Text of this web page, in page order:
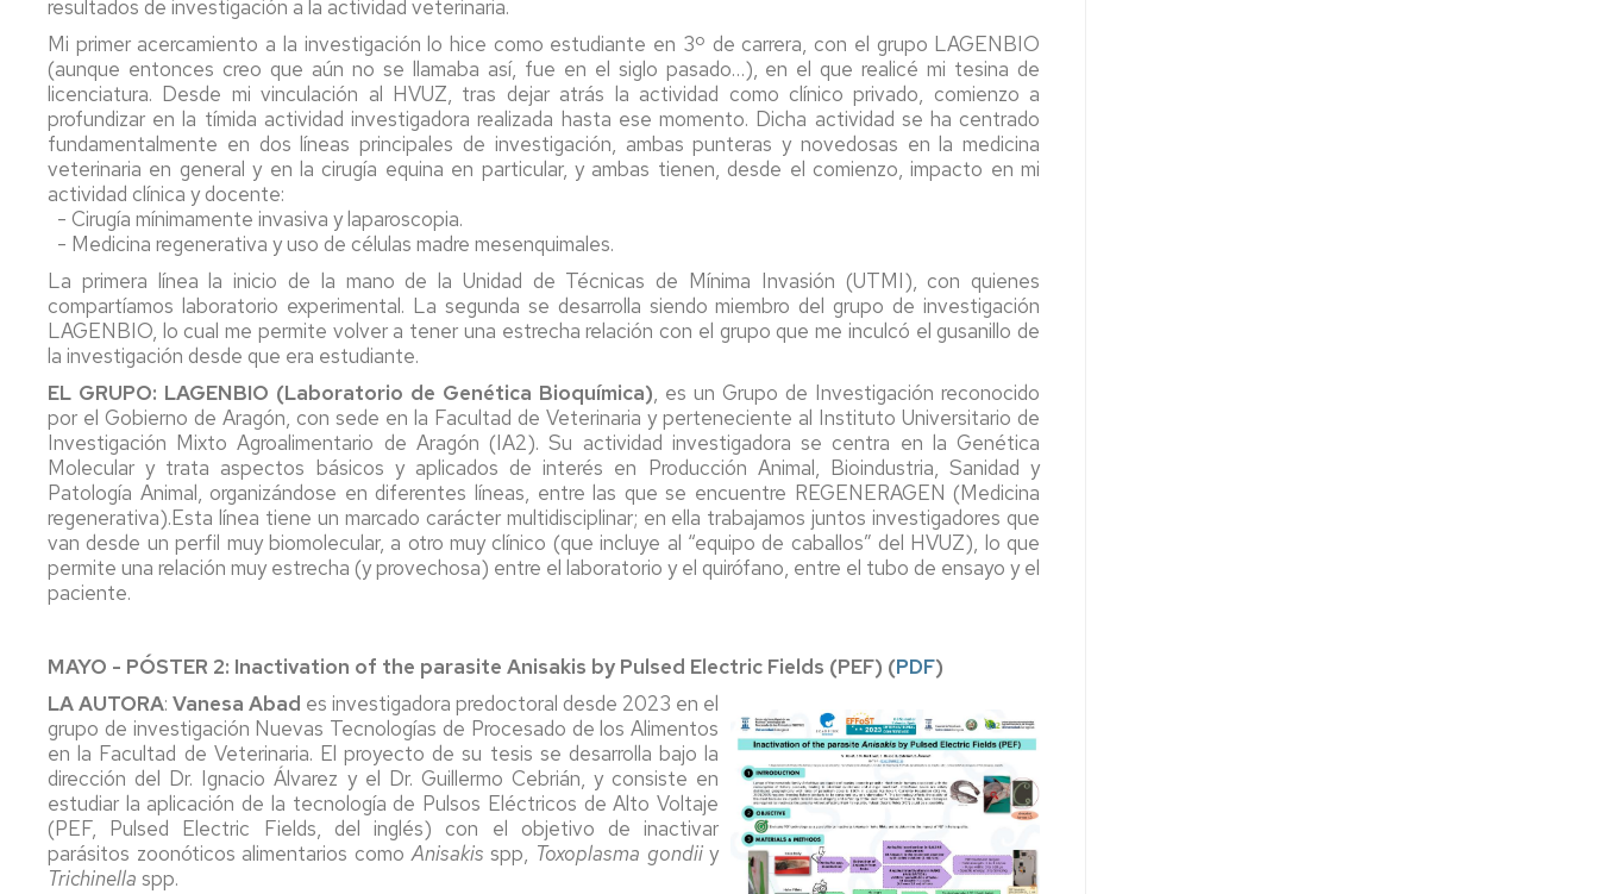
Acreditación
Acreditación
Veterinaria
Acreditación
CTA
Acreditación
EAEVE
Identidad
Corporativa
Facultad
Veterinaria
Formulario
de
Contacto
Visitantes
Seguro
accidentes
Antena
Informativa
CIPAJ
Voluntariado
Asociaciones
ATECTA
Aula
Porcina
de
Zaragoza
AVAFES
AVEQUZ
BAR
Gandalf
IVSA
Salud
Alternativa
Tauronaria
Cambio
contraseña
correo
electrónico
Desvío
correo
electronico
docente
(Horarios)
Normativa
Programación
Académica
Grupos
de
Calendario
y
Convocatoria
de
Exámenes
Comisión
de
Evaluación
de
la
Calidad
Garantía
de
la
Calidad
Reconocimientos
Académicos
Reconocimiento
Asignaturas
CTA
Programación
docente
(Horarios)
Calendario
de
de
evaluación
Normativa
Programación
Académica
Prácticas
con
animales
Grupos
de
Calendario
y
Convocatoria
de
Exámenes
Comisión
de
Evaluación
la
UZ
Comisión
Garantía
Calidad
Máster
Máster
en
Seguridad
y
Tecnología
de
Alimentos
Información
sobre
Coordinadores
asignaturas
Máster
CSTA
Programación
docente
Prácticas
con
animales
Máster
CSTA
Comisión
Evaluación
Calidad
Máster
CSTA
Máster
en
Sanidad
y
Producción
Porcina
Comisión
Evaluación
Calidad
Máster
Sanidad
Porcina
Animal
de
Máster
Nutrición
Animal
Comisión
Evaluación
Calidad
Máster
Máster
Universitario
en
Salud
Global
Programación
docente
Comisión
Evaluación
Calidad
Máster
Doctorado
estudios
grado
Calendario
Académico
Académica
General
Plan
de
orientación
Universitaria
Programas
asignaturas
antiguas
Bolsa
estudiantes
internacionales
Programas
SICUE
Programa
de
doble
titulación
UZ-­
Programa
de
doble
titulación
UZ-
ENSCBP
-
Bordeaux
Prácticas
USA,
Asia,
Oceanía
Iberoamérica
Prácticas
de
accidente
Formación
Planes
IA2
Laboratorio
de
Bienestar
animal
Bioquímica
Planta
de
CTA
Radioisotopos
Servicio
Clínico
de
Rumiantes
Anatomopatológico
Veterinario
Servicio
de
Animal
resultados de investigación a la actividad veterinaria.
Mi primer acercamiento a la investigación lo hice como estudiante en 3º de carrera, con el grupo LAGENBIO
(aunque entonces creo que aún no se llamaba así, fue en el siglo pasado…), en el que realicé mi tesina de
licenciatura. Desde mi vinculación al HVUZ, tras dejar atrás la actividad como clínico privado, comienzo a
profundizar en la tímida actividad investigadora realizada hasta ese momento. Dicha actividad se ha centrado
fundamentalmente en dos líneas principales de investigación, ambas punteras y novedosas en la medicina
veterinaria en general y en la cirugía equina en particular, y ambas tienen, desde el comienzo, impacto en mi
actividad clínica y docente:
- Cirugía mínimamente invasiva y laparoscopia.
- Medicina regenerativa y uso de células madre mesenquimales.
La primera línea la inicio de la mano de la Unidad de Técnicas de Mínima Invasión (UTMI), con quienes
compartíamos laboratorio experimental. La segunda se desarrolla siendo miembro del grupo de investigación
LAGENBIO, lo cual me permite volver a tener una estrecha relación con el grupo que me inculcó el gusanillo de
la investigación desde que era estudiante.
EL GRUPO: LAGENBIO (Laboratorio de Genética Bioquímica), es un Grupo de Investigación reconocido
por el Gobierno de Aragón, con sede en la Facultad de Veterinaria y perteneciente al Instituto Universitario de
Investigación Mixto Agroalimentario de Aragón (IA2). Su actividad investigadora se centra en la Genética
Molecular y trata aspectos básicos y aplicados de interés en Producción Animal, Bioindustria, Sanidad y
Patología Animal, organizándose en diferentes líneas, entre las que se encuentre REGENERAGEN (Medicina
regenerativa).Esta línea tiene un marcado carácter multidisciplinar; en ella trabajamos juntos investigadores que
van desde un perfil muy biomolecular, a otro muy clínico (que incluye al “equipo de caballos” del HVUZ), lo que
permite una relación muy estrecha (y provechosa) entre el laboratorio y el quirófano, entre el tubo de ensayo y el
paciente.
MAYO - PÓSTER 2: Inactivation of the parasite Anisakis by Pulsed Electric Fields (PEF) (PDF)
LA AUTORA: Vanesa Abad es investigadora predoctoral desde 2023 en el
grupo de investigación Nuevas Tecnologías de Procesado de los Alimentos
en la Facultad de Veterinaria. El proyecto de su tesis se desarrolla bajo la
dirección del Dr. Ignacio Álvarez y el Dr. Guillermo Cebrián, y consiste en
estudiar la aplicación de la tecnología de Pulsos Eléctricos de Alto Voltaje
(PEF, Pulsed Electric Fields, del inglés) con el objetivo de inactivar
parásitos zoonóticos alimentarios comoAnisakisspp, Toxoplasma gondiiy
Trichinella spp.